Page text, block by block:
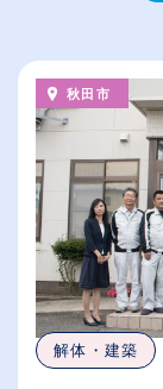
秋田市
解体・建築